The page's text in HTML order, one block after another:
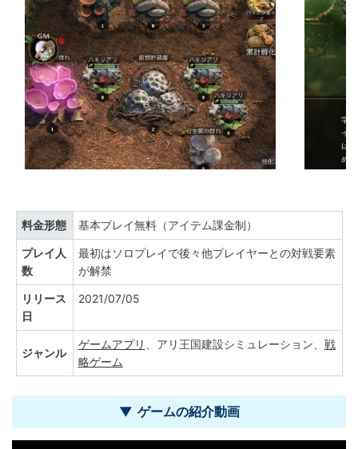
料金形態 基本プレイ無料（アイテム課金制）
プレイ人
数
最初はソロプレイで後々他プレイヤーとの対戦要素
が解禁
リリース
日
2021/07/05
ジャンル
ゲームアプリ 、アリ王国建設シミュレーション、 戦
略ゲーム
ゲームの紹介動画